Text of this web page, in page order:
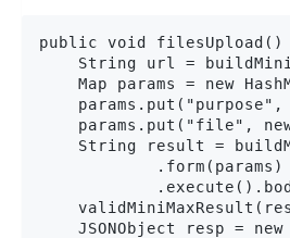
public void filesUpload()
String url =
Map params = new
params.put("purpose",
params.put("file",
String result =
            .form(params)
JSONObject resp = new